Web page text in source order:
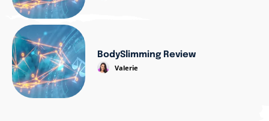
BodySlimming Review
Valerie